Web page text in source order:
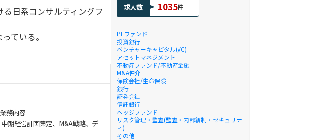
日系コンサルティングフ
ている。
務内容
期経営計画策定、M&A戦略、デ
求人数 1035件
PEファンド
投資銀行
ベンチャーキャピタル(VC)
アセットマネジメント
不動産ファンド/不動産金融
M&A仲介
保険会社/生命保険
銀行
証券会社
信託銀行
ヘッジファンド
リスク管理・監査(監査・内部統制・セキュリテ
ィ)
その他